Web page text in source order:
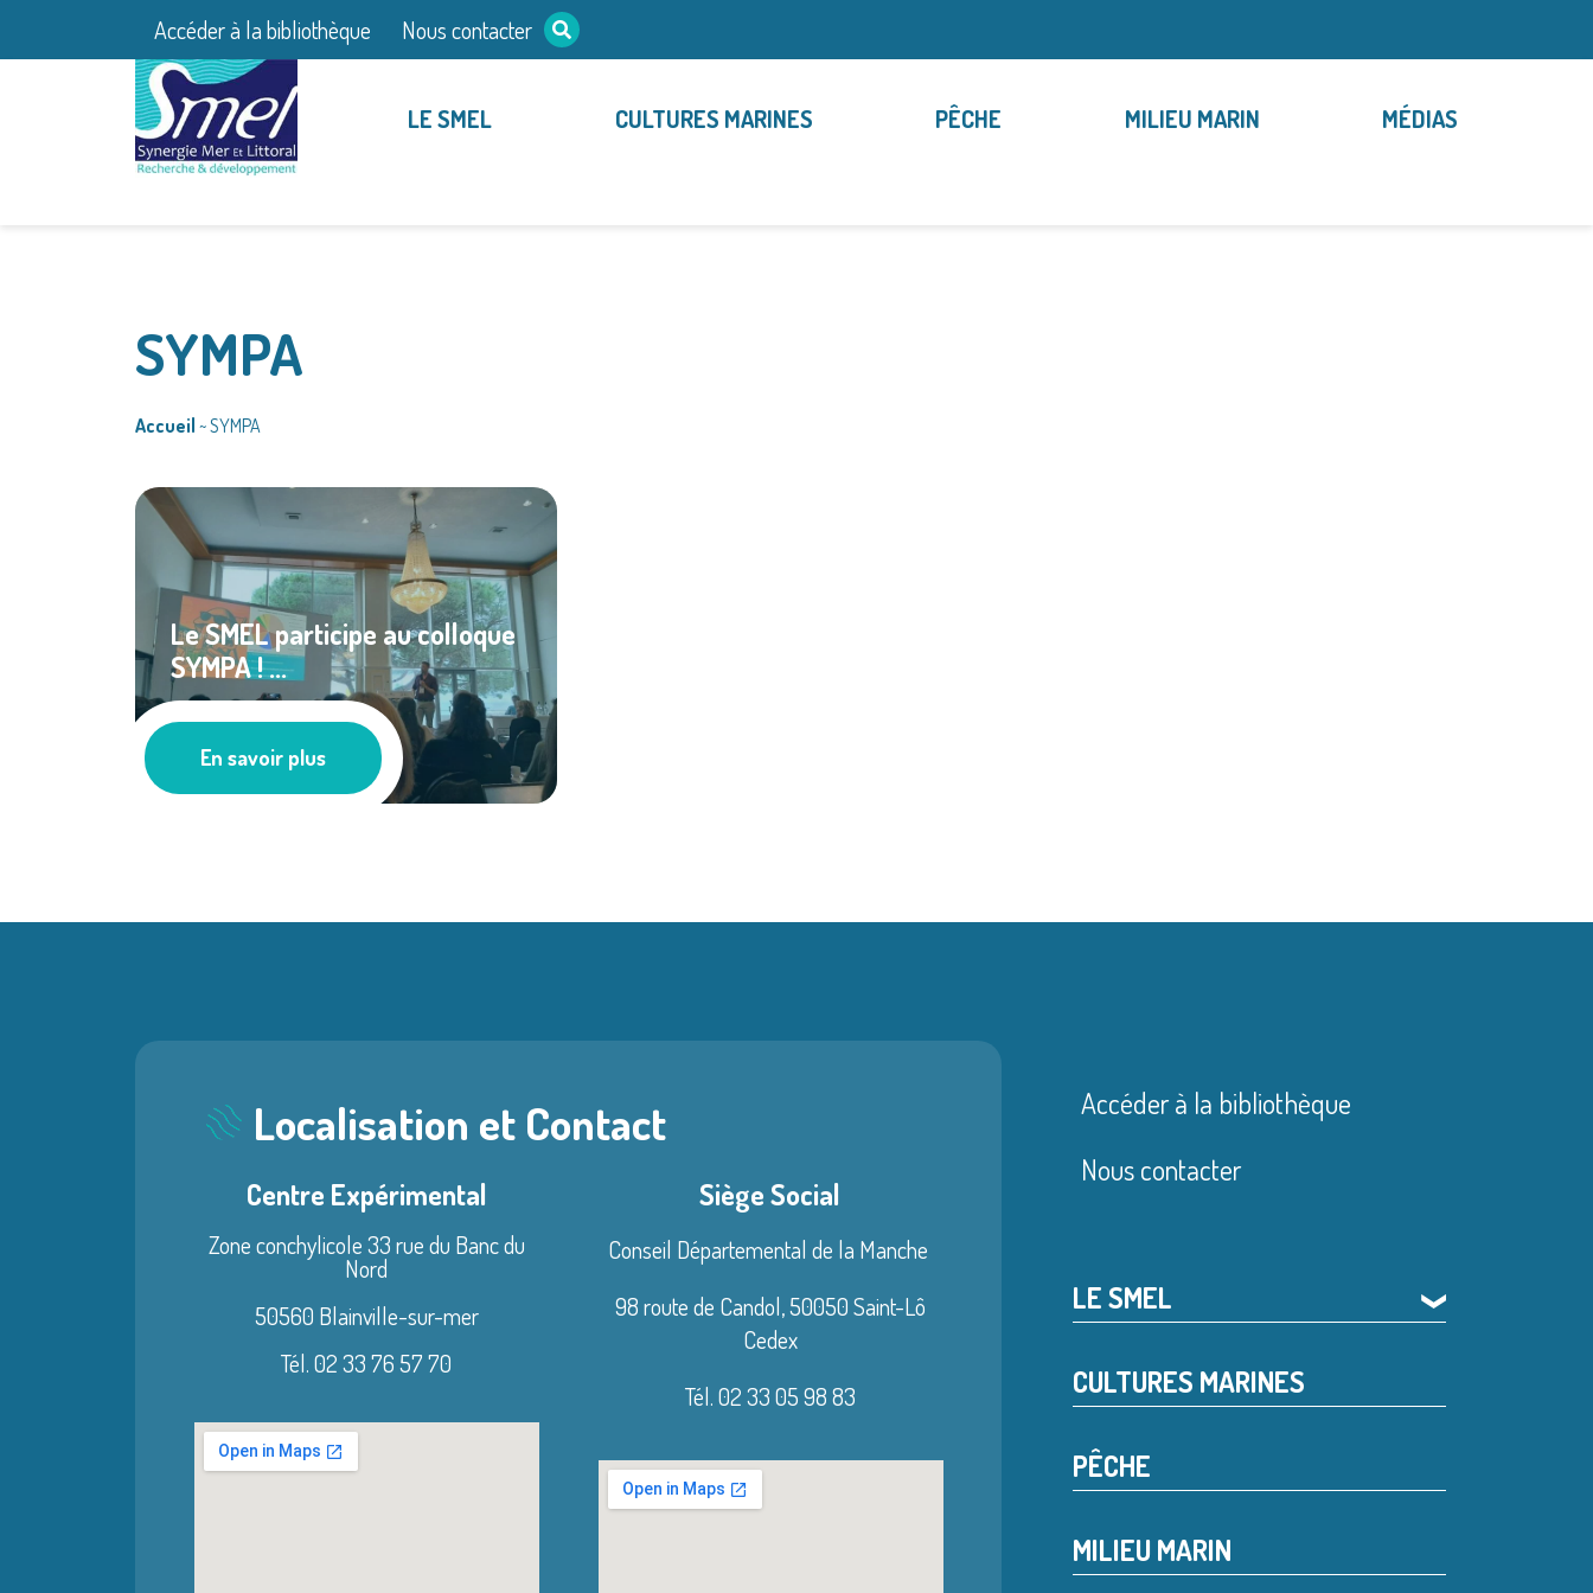
Accéder à la bibliothèque Nous contacter
LE SMEL CULTURES MARINES PÊCHE MILIEU MARIN MÉDIAS
SYMPA
Accueil ~SYMPA
Le SMEL participe au colloque
SYMPA ! ...
Actualités
En savoir plus
Localisation et Contact
Centre Expérimental
Zone conchylicole 33 rue du Banc du
Nord
50560 Blainville-sur-mer
Tél. 02 33 76 57 70
Siège Social
Conseil Départemental de la Manche
98 route de Candol,50050 Saint-Lô
Cedex
Tél. 02 33 05 98 83
Accéder à la bibliothèque
Nous contacter
LE SMEL ❯
CULTURES MARINES
PÊCHE
MILIEU MARIN